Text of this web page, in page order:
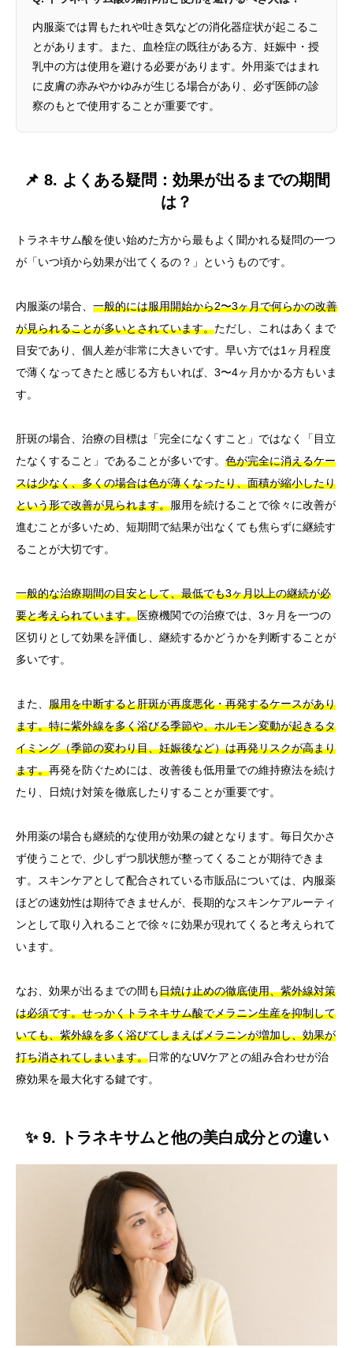
内服薬では胃もたれや吐き気などの消化器症状が起こるこ
とがあります。また、血栓症の既往がある方、妊娠中・授
乳中の方は使用を避ける必要があります。外用薬ではまれ
に皮膚の赤みやかゆみが生じる場合があり、必ず医師の診
察のもとで使用することが重要です。
📌 8. よくある疑問：効果が出るまでの期間
は？
トラネキサム酸を使い始めた方から最もよく聞かれる疑問の一つ
が「いつ頃から効果が出てくるの？」というものです。
内服薬の場合、 一般的には服用開始から2〜3ヶ月で何らかの改善
が見られることが多いとされています。ただし、これはあくまで
目安であり、個人差が非常に大きいです。早い方では1ヶ月程度
で薄くなってきたと感じる方もいれば、3〜4ヶ月かかる方もいま
す。
肝斑の場合、治療の目標は「完全になくすこと」ではなく「目立
たなくすること」であることが多いです。 色が完全に消えるケー
スは少なく、多くの場合は色が薄くなったり、面積が縮小したり
という形で改善が見られます。服用を続けることで徐々に改善が
進むことが多いため、短期間で結果が出なくても焦らずに継続す
ることが大切です。
一般的な治療期間の目安として、最低でも3ヶ月以上の継続が必
要と考えられています。医療機関での治療では、3ヶ月を一つの
区切りとして効果を評価し、継続するかどうかを判断することが
多いです。
また、 服用を中断すると肝斑が再度悪化・再発するケースがあり
ます。特に紫外線を多く浴びる季節や、ホルモン変動が起きるタ
イミング（季節の変わり目、妊娠後など）は再発リスクが高まり
ます。再発を防ぐためには、改善後も低用量での維持療法を続け
たり、日焼け対策を徹底したりすることが重要です。
外用薬の場合も継続的な使用が効果の鍵となります。毎日欠かさ
ず使うことで、少しずつ肌状態が整ってくることが期待できま
す。スキンケアとして配合されている市販品については、内服薬
ほどの速効性は期待できませんが、長期的なスキンケアルーティ
ンとして取り入れることで徐々に効果が現れてくると考えられて
います。
なお、効果が出るまでの間も日焼け止めの徹底使用、紫外線対策
は必須です。せっかくトラネキサム酸でメラニン生産を抑制して
いても、紫外線を多く浴びてしまえばメラニンが増加し、効果が
打ち消されてしまいます。日常的なUVケアとの組み合わせが治
療効果を最大化する鍵です。
✨ 9. トラネキサムと他の美白成分との違い